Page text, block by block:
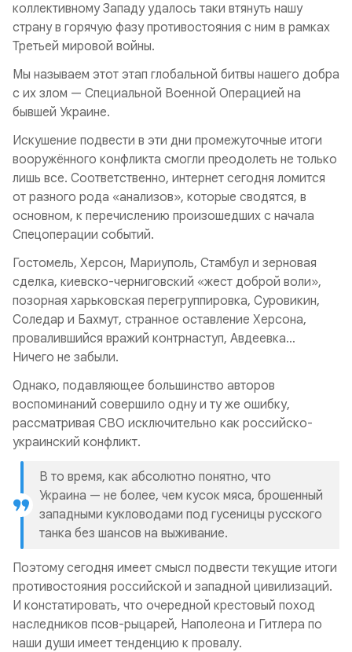
коллективному Западу удалось таки втянуть нашу
страну в горячую фазу противостояния с ним в рамках
Третьей мировой войны.
Мы называем этот этап глобальной битвы нашего добра
с их злом — Специальной Военной Операцией на
бывшей Украине.
Искушение подвести в эти дни промежуточные итоги
вооружённого конфликта смогли преодолеть не только
лишь все. Соответственно, интернет сегодня ломится
от разного рода «анализов», которые сводятся, в
основном, к перечислению произошедших с начала
Спецоперации событий.
Гостомель, Херсон, Мариуполь, Стамбул и зерновая
сделка, киевско-черниговский «жест доброй воли»,
позорная харьковская перегруппировка, Суровикин,
Соледар и Бахмут, странное оставление Херсона,
провалившийся вражий контрнаступ, Авдеевка…
Ничего не забыли.
Однако, подавляющее большинство авторов
воспоминаний совершило одну и ту же ошибку,
рассматривая СВО исключительно как российско-
украинский конфликт.
В то время, как абсолютно понятно, что
Украина — не более, чем кусок мяса, брошенный
западными кукловодами под гусеницы русского
танка без шансов на выживание.
Поэтому сегодня имеет смысл подвести текущие итоги
противостояния российской и западной цивилизаций.
И констатировать, что очередной крестовый поход
наследников псов-рыцарей, Наполеона и Гитлера по
наши души имеет тенденцию к провалу.